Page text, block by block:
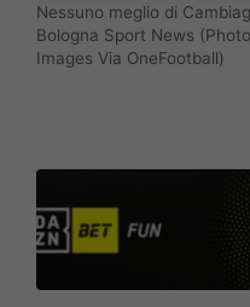
Nessuno meglio di
Bologna Sport News
Images Via OneFootball)